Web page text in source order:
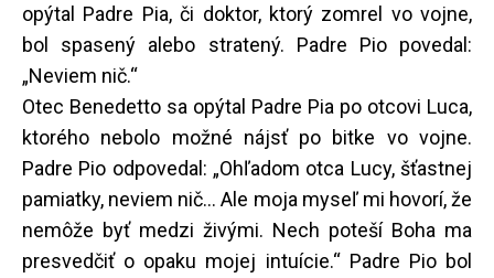
opýtal Padre Pia, či doktor, ktorý zomrel vo vojne,
bol spasený alebo stratený. Padre Pio povedal:
„Neviem nič.“
Otec Benedetto sa opýtal Padre Pia po otcovi Luca,
ktorého nebolo možné nájsť po bitke vo vojne.
Padre Pio odpovedal: „Ohľadom otca Lucy, šťastnej
pamiatky, neviem nič... Ale moja myseľ mi hovorí, že
nemôže byť medzi živými. Nech poteší Boha ma
presvedčiť o opaku mojej intuície.“ Padre Pio bol